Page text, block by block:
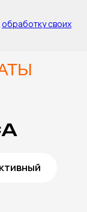
обработку своих